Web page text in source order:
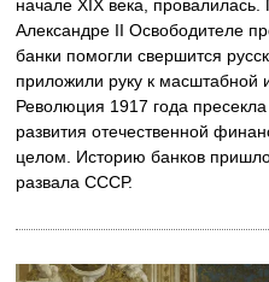
начале XIX века,
Александре II Освободителе
банки помогли свершится
приложили руку к масштабной
Революция 1917 года пресекла
развития отечественной
целом. Историю банков
развала СССР.